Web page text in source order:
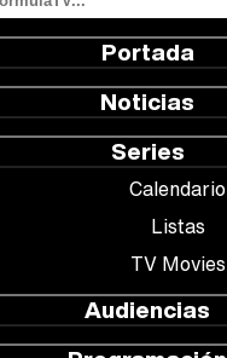
Portada
Noticias
Series
Calendario
Listas
TV Movies
Audiencias